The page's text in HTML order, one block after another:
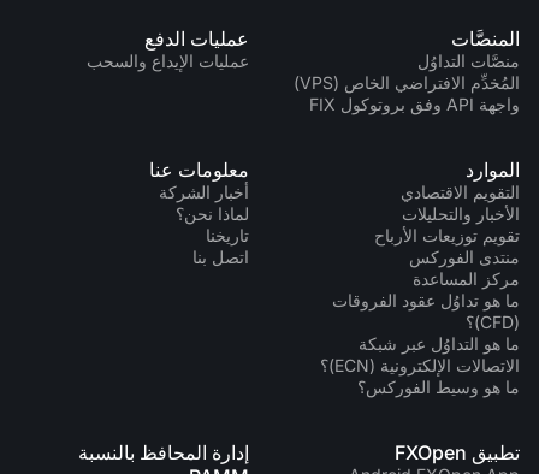
المنصَّات
منصَّات التداوُل
المُخدِّم الافتراضي الخاص (VPS)
واجهة API وفق بروتوكول FIX
عمليات الدفع
عمليات الإيداع والسحب
الموارد
التقويم الاقتصادي
الأخبار والتحليلات
تقويم توزيعات الأرباح
منتدى الفوركس
مركز المساعدة
ما هو تداوُل عقود الفروقات
(CFD)؟
ما هو التداوُل عبر شبكة
الاتصالات الإلكترونية (ECN)؟
ما هو وسيط الفوركس؟
معلومات عنا
أخبار الشركة
لماذا نحن؟
تاريخنا
اتصل بنا
تطبيق FXOpen
إدارة المحافظ بالنسبة